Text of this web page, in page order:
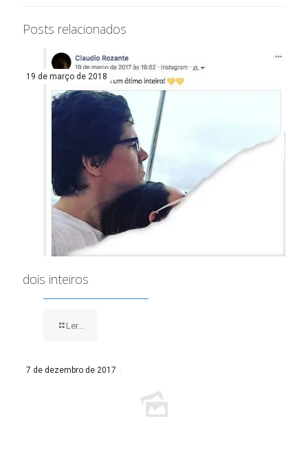
Posts relacionados
19 de março de 2018
dois inteiros
Ler...
7 de dezembro de 2017